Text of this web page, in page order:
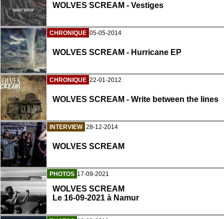
WOLVES SCREAM - Vestiges
CHRONIQUE 05-05-2014
WOLVES SCREAM - Hurricane EP
CHRONIQUE 22-01-2012
WOLVES SCREAM - Write between the lines
INTERVIEW 28-12-2014
WOLVES SCREAM
PHOTOS 17-09-2021
WOLVES SCREAM
Le 16-09-2021 à Namur